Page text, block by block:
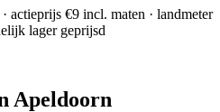
actieprijs €9 incl. maten · landmeter
lager geprijsd
Apeldoorn